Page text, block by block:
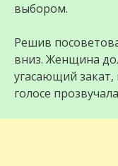
выбором.
Решив
вниз. Женщина
угасающий закат,
голосе